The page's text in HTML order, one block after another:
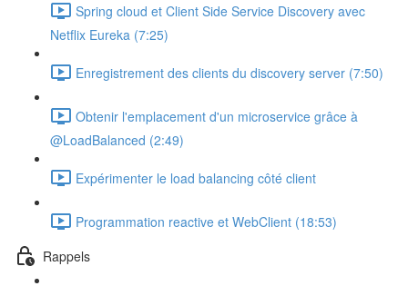
Spring cloud et Client Side Service Discovery avec
Netflix Eureka (7:25)
Enregistrement des clients du discovery server (7:50)
Obtenir l'emplacement d'un microservice grâce à
@LoadBalanced (2:49)
Expérimenter le load balancing côté client
Programmation reactive et WebClient (18:53)
Rappels